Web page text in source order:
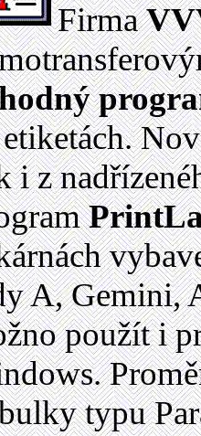
Firma
i z
A, Gemini,
použít i
typu